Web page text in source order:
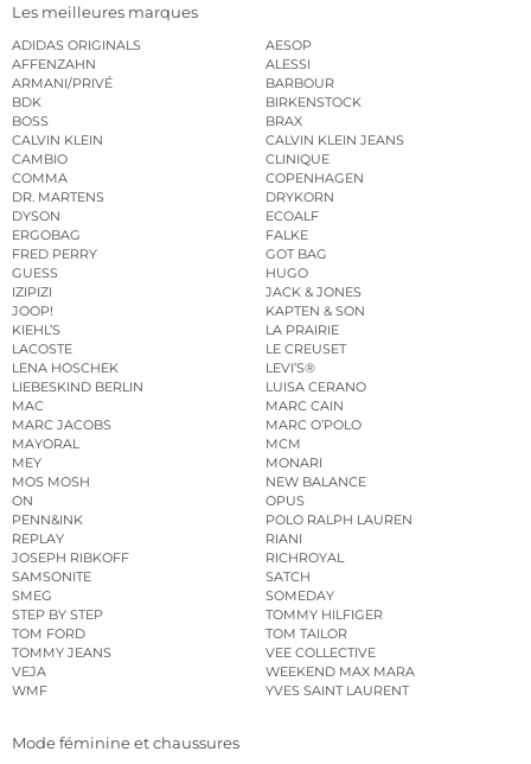
Les meilleures marques
ADIDAS ORIGINALS
AESOP
AFFENZAHN
ALESSI
ARMANI/PRIVÉ
BARBOUR
BDK
BIRKENSTOCK
BOSS
BRAX
CALVIN KLEIN
CALVIN KLEIN JEANS
CAMBIO
CLINIQUE
COMMA
COPENHAGEN
DR. MARTENS
DRYKORN
DYSON
ECOALF
ERGOBAG
FALKE
FRED PERRY
GOT BAG
GUESS
HUGO
IZIPIZI
JACK & JONES
JOOP!
KAPTEN & SON
KIEHL’S
LA PRAIRIE
LACOSTE
LE CREUSET
LENA HOSCHEK
LEVI’S®
LIEBESKIND BERLIN
LUISA CERANO
MAC
MARC CAIN
MARC JACOBS
MARC O’POLO
MAYORAL
MCM
MEY
MONARI
MOS MOSH
NEW BALANCE
ON
OPUS
PENN&INK
POLO RALPH LAUREN
REPLAY
RIANI
JOSEPH RIBKOFF
RICHROYAL
SAMSONITE
SATCH
SMEG
SOMEDAY
STEP BY STEP
TOMMY HILFIGER
TOM FORD
TOM TAILOR
TOMMY JEANS
VEE COLLECTIVE
VEJA
WEEKEND MAX MARA
WMF
YVES SAINT LAURENT
Mode féminine et chaussures